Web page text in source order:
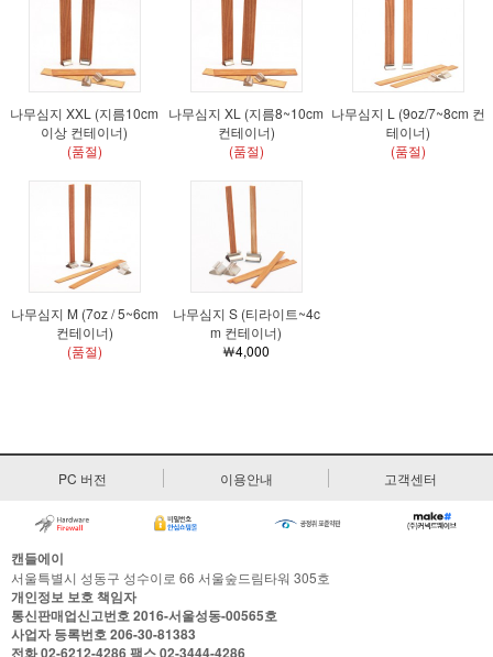
나무심지 XXL (지름10cm
이상 컨테이너)
(품절)
나무심지 XL (지름8~10cm
컨테이너)
(품절)
나무심지 L (9oz/7~8cm 컨
테이너)
(품절)
나무심지 M (7oz / 5~6cm
컨테이너)
(품절)
나무심지 S (티라이트~4c
m 컨테이너)
￦4,000
PC 버전 이용안내 고객센터
캔들에이
서울특별시 성동구 성수이로 66 서울숲드림타워 305호
개인정보 보호 책임자
통신판매업신고번호2016-서울성동-00565호
사업자 등록번호206-30-81383
전화02-6212-4286팩스02-3444-4286